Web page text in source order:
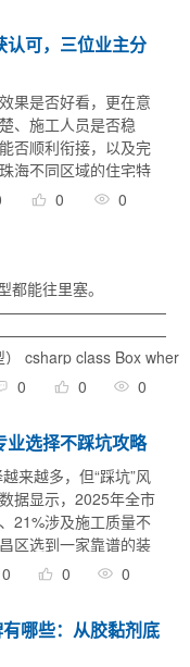
认可，三位业主分
果是否好看，更在意
、施工人员是否稳
否顺利衔接，以及完
海不同区域的住宅特
改善型住宅，也有较
0 0
能往里塞。
csharp class Box wher
0 0 0
业选择不踩坑攻略
来越多，但“踩坑”风
据显示，2025年全市
21%涉及施工质量不
区选到一家靠谱的装
管数据与业主真实反
0 0 0
哪些：从胶黏剂底